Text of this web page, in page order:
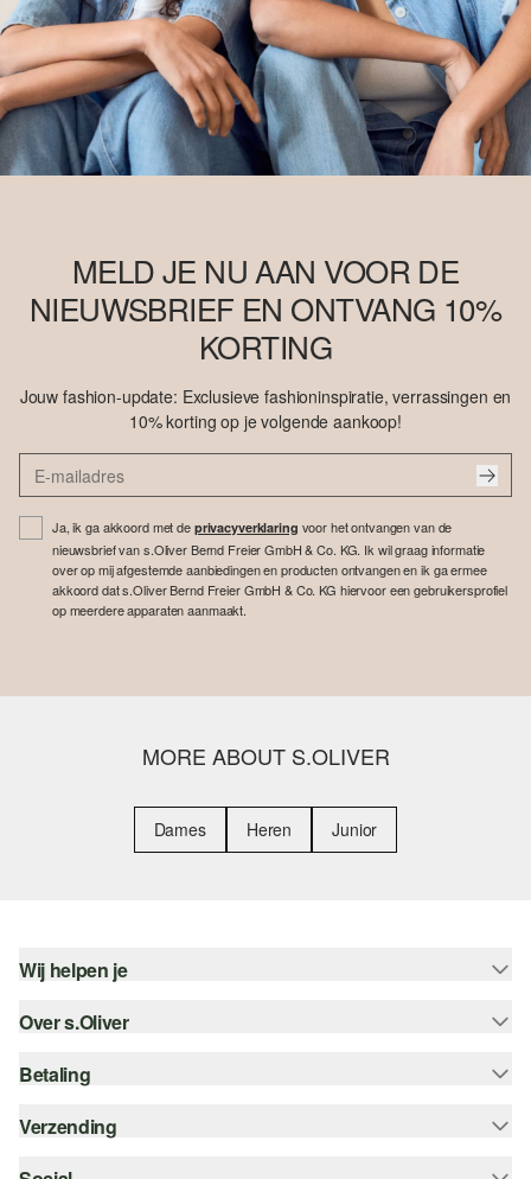
MELD JE NU AAN VOOR DE
NIEUWSBRIEF EN ONTVANG 10%
KORTING
Jouw fashion-update: Exclusieve fashioninspiratie, verrassingen en
10% korting op je volgende aankoop!
Ja, ik ga akkoord met de privacyverklaring voor het ontvangen van de
nieuwsbrief van s.Oliver Bernd Freier GmbH & Co. KG. Ik wil graag informatie
over op mij afgestemde aanbiedingen en producten ontvangen en ik ga ermee
akkoord dat s.Oliver Bernd Freier GmbH & Co. KG hiervoor een gebruikersprofiel
op meerdere apparaten aanmaakt.
MORE ABOUT S.OLIVER
Dames Heren Junior
Wij helpen je
Help - FAQ
Maattabel
Top categorieën
Over s.Oliver
Nieuwsbrief
s.Oliver Card
Betaling
Koop op rekening
Creditcard
Verzending